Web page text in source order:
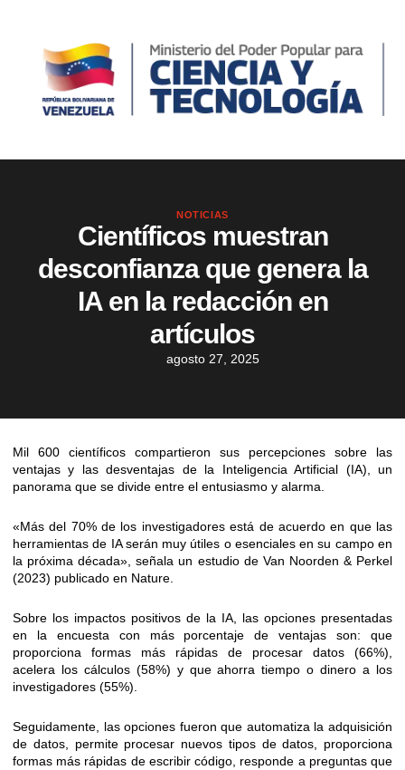
NOTICIAS
Científicos muestran
desconfianza que genera la
IA en la redacción en
artículos
agosto 27, 2025
Mil 600 científicos compartieron sus percepciones sobre las
ventajas y las desventajas de la Inteligencia Artificial (IA), un
panorama que se divide entre el entusiasmo y alarma.
«Más del 70% de los investigadores está de acuerdo en que las
herramientas de IA serán muy útiles o esenciales en su campo en
la próxima década», señala un estudio de Van Noorden & Perkel
(2023) publicado en Nature.
Sobre los impactos positivos de la IA, las opciones presentadas
en la encuesta con más porcentaje de ventajas son: que
proporciona formas más rápidas de procesar datos (66%),
acelera los cálculos (58%) y que ahorra tiempo o dinero a los
investigadores (55%).
Seguidamente, las opciones fueron que automatiza la adquisición
de datos, permite procesar nuevos tipos de datos, proporciona
formas más rápidas de escribir código, responde a preguntas que